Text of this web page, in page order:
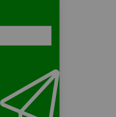
könnte
in den
stechen